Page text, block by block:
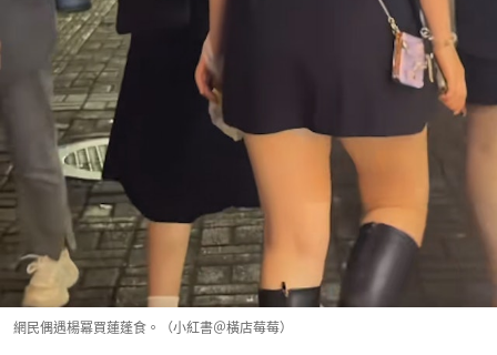
網民偶遇楊冪買蓮蓬食。（小紅書＠橫店莓莓）